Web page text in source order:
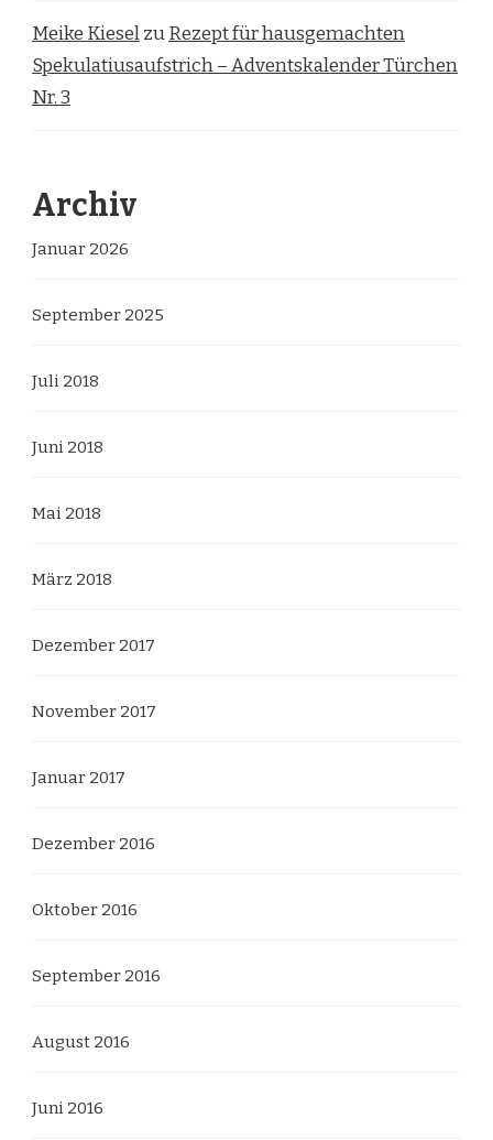
Meike KieselzuRezept für hausgemachten
Spekulatiusaufstrich – Adventskalender Türchen
Nr. 3
Archiv
Januar 2026
September 2025
Juli 2018
Juni 2018
Mai 2018
März 2018
Dezember 2017
November 2017
Januar 2017
Dezember 2016
Oktober 2016
September 2016
August 2016
Juni 2016